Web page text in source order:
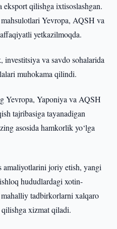
qilishga ixtisoslashgan.
Yevropa, AQSH va
yetkazilmoqda.
va savdo sohalarida
muhokama qilindi.
Yevropa, Yaponiya va AQSH
tajribasiga tayanadigan
asosida hamkorlik yo‘lga
amaliyotlarini joriy etish, yangi
hududlardagi xotin-
tadbirkorlarni xalqaro
xizmat qiladi.